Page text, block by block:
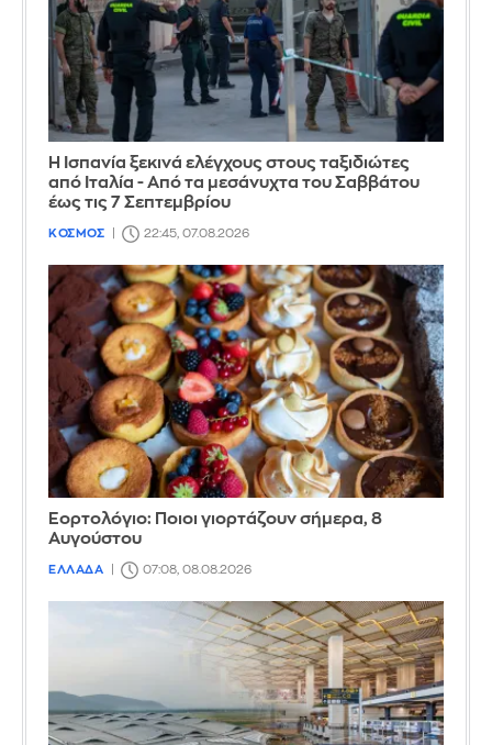
Η Ισπανία ξεκινά ελέγχους στους ταξιδιώτες
από Ιταλία - Από τα μεσάνυχτα του Σαββάτου
έως τις 7 Σεπτεμβρίου
ΚΟΣΜΟΣ 22:45, 07.08.2026
Εορτολόγιο: Ποιοι γιορτάζουν σήμερα, 8
Αυγούστου
ΕΛΛΑΔΑ 07:08, 08.08.2026